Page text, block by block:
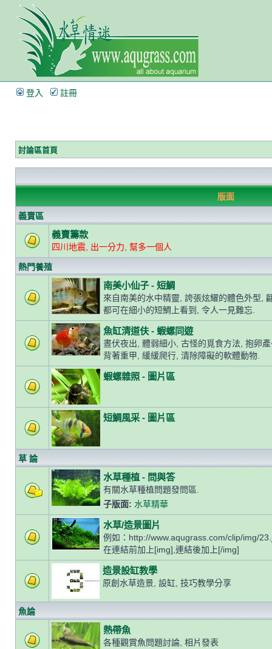
登入 註冊
討論區首頁
版面
義賣區
義賣籌款
四川地震, 出一分力, 幫多一個人
熱門養殖
南美小仙子 - 短鯛
來自南美的水中精靈, 誇張炫耀的體色外型,
都可在細小的短鯛上看到, 令人一見難忘.
魚缸清道伕 - 蝦螺同遊
晝伏夜出, 體弱細小, 古怪的覓食方法, 抱卵
背著重甲, 緩緩爬行, 清除障礙的軟體動物.
蝦螺雜照 - 圖片區
短鯛風采 - 圖片區
草 論
水草種植 - 問與答
有關水草種植問題發問區.
子版面: 水草精華
水草/造景圖片
例如：http://www.aqugrass.com/clip/img/
在連結前加上[img],連結後加上[/img]
造景設缸教學
原創水草造景, 設缸, 技巧教學分享
魚論
熱帶魚
各種觀賞魚問題討論, 相片發表